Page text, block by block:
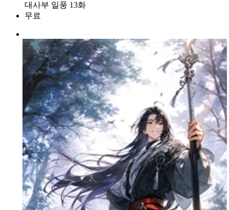
대사부 일풍 13화
무료